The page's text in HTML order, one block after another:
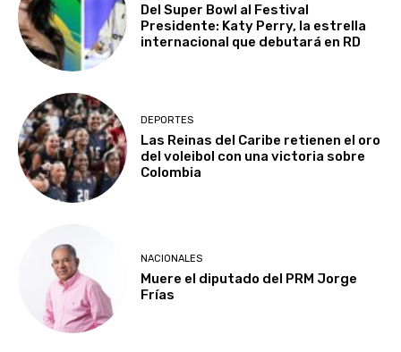
Del Super Bowl al Festival
Presidente: Katy Perry, la estrella
internacional que debutará en RD
DEPORTES
Las Reinas del Caribe retienen el oro
del voleibol con una victoria sobre
Colombia
NACIONALES
Muere el diputado del PRM Jorge
Frías